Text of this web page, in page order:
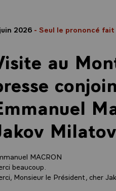
2026 - Seul le prononcé
au
MACRON
beaucoup.
Monsieur le Président, cher